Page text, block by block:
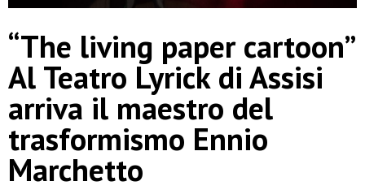
“The living paper cartoon”
Al Teatro Lyrick di Assisi
arriva il maestro del
trasformismo Ennio
Marchetto